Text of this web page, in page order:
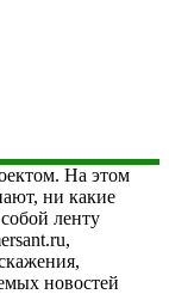
На этом
ни какие
ленту
новостей